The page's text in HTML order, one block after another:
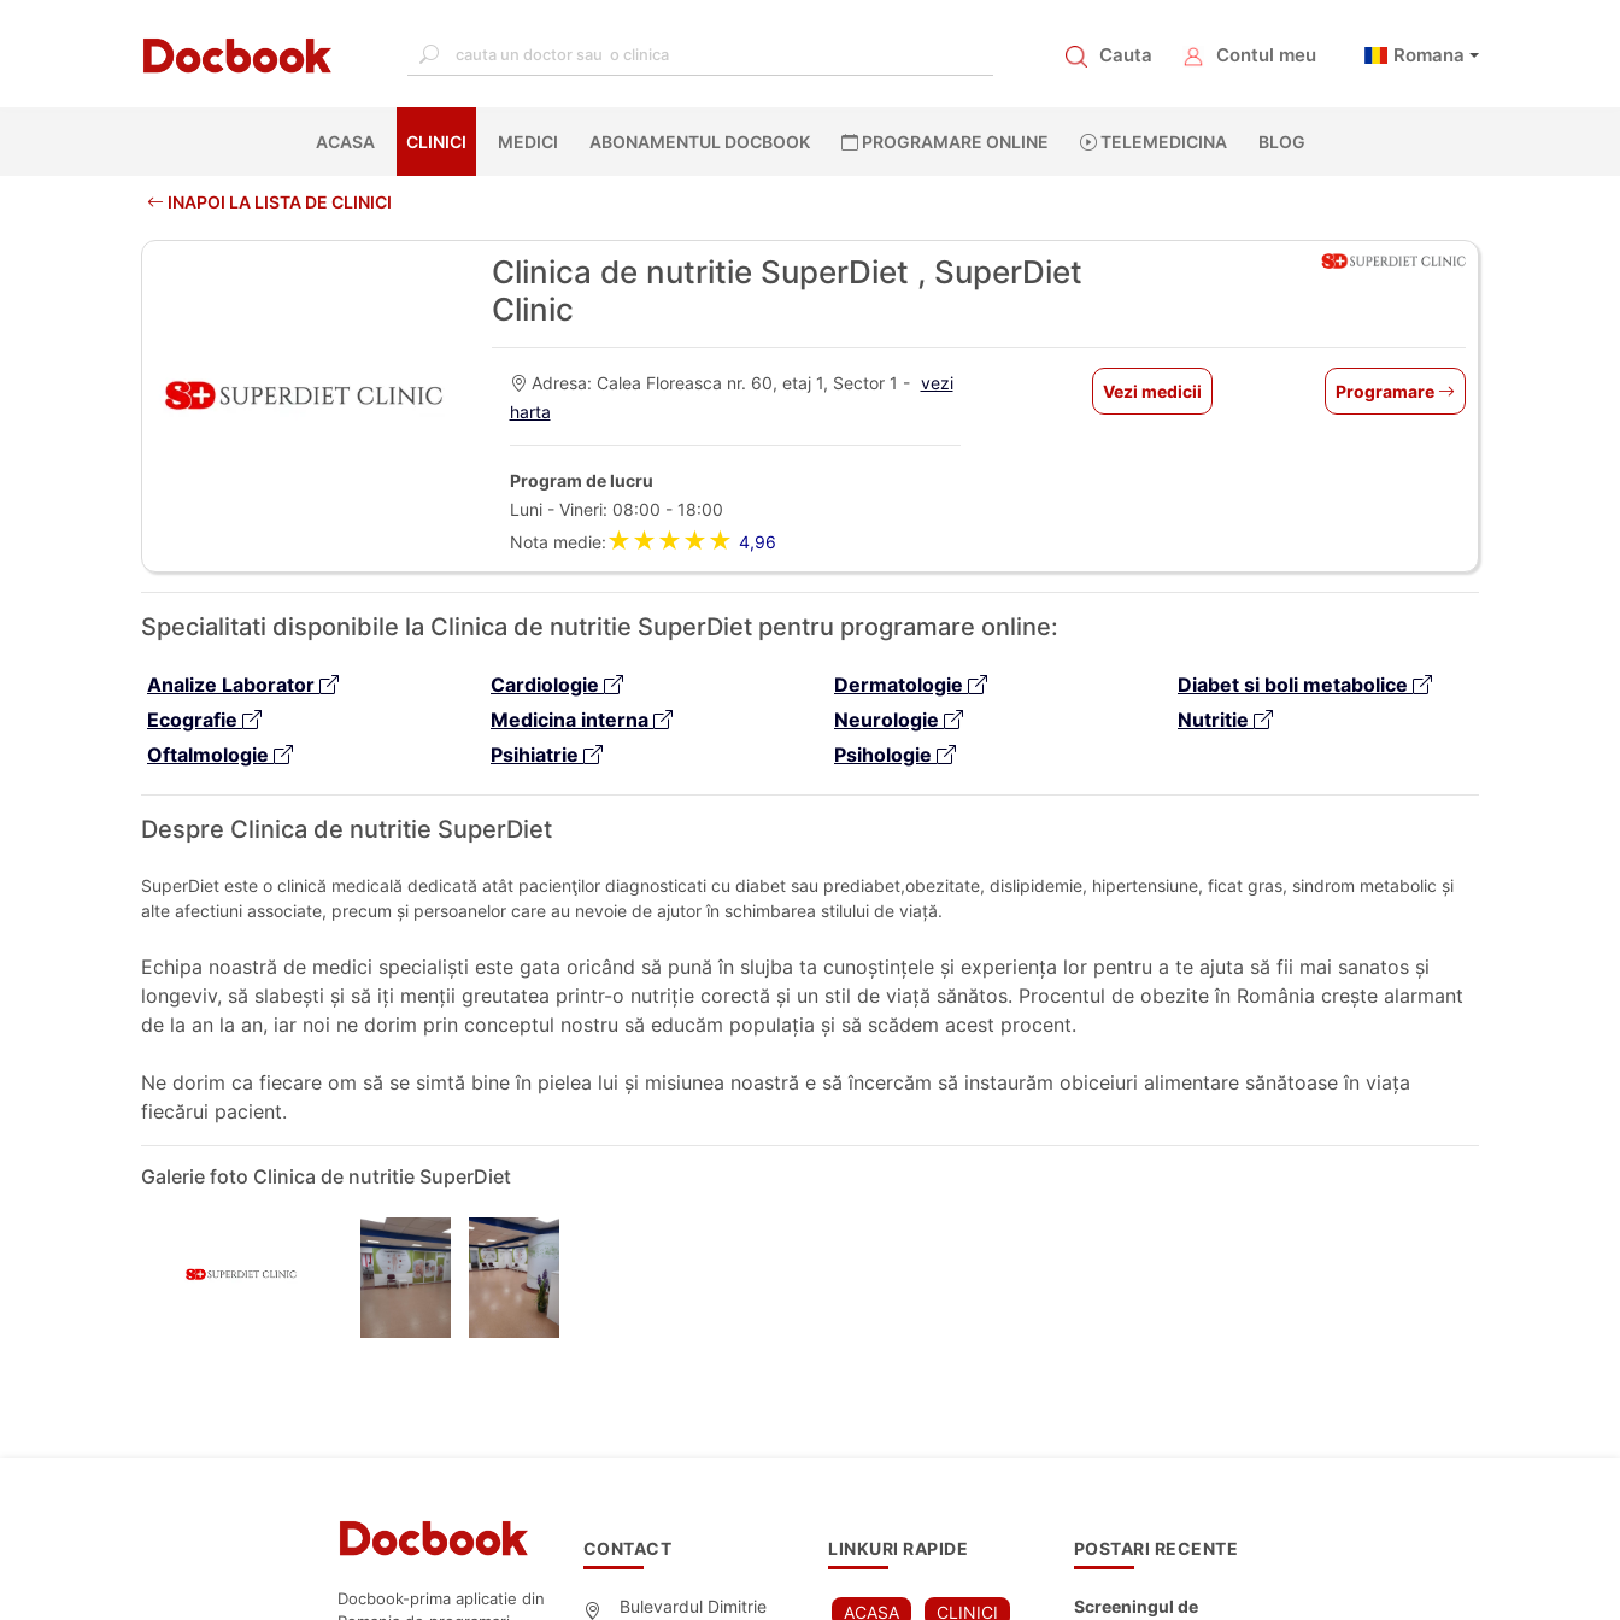
Cauta Contul meu Romana
ACASA(CURRENT)
CLINICI MEDICI ABONAMENTUL DOCBOOK PROGRAMARE ONLINE TELEMEDICINA BLOG
INAPOI LA LISTA DE CLINICI
Clinica de nutritie SuperDiet , SuperDiet
Clinic
Adresa: Calea Floreasca nr. 60, etaj 1, Sector 1 - vezi
harta
Program de lucru
Luni - Vineri: 08:00 - 18:00
Nota medie:★★★★★ 4,96
Vezi medicii Programare
Specialitati disponibile la Clinica de nutritie SuperDiet pentru programare online:
Analize Laborator Cardiologie Dermatologie
Diabet si boli metabolice
Ecografie
Medicina interna Neurologie
Nutritie
Oftalmologie
Psihiatrie Psihologie
Despre Clinica de nutritie SuperDiet
SuperDiet este o clinică medicală dedicată atât pacienţilor diagnosticati cu diabet sau prediabet,obezitate, dislipidemie, hipertensiune, ficat gras, sindrom metabolic și
alte afectiuni associate, precum și persoanelor care au nevoie de ajutor în schimbarea stilului de viață.
Echipa noastră de medici specialiști este gata oricând să pună în slujba ta cunoștințele și experiența lor pentru a te ajuta să fii mai sanatos și
longeviv, să slabești și să iți menții greutatea printr-o nutriție corectă și un stil de viață sănătos. Procentul de obezite în România crește alarmant
de la an la an, iar noi ne dorim prin conceptul nostru să educăm populația și să scădem acest procent.
Ne dorim ca fiecare om să se simtă bine în pielea lui și misiunea noastră e să încercăm să instaurăm obiceiuri alimentare sănătoase în viața
fiecărui pacient.
Galerie foto Clinica de nutritie SuperDiet
Docbook-prima aplicatie din
CONTACT
Bulevardul Dimitrie
LINKURI RAPIDE
ACASA CLINICI
POSTARI RECENTE
Screeningul de